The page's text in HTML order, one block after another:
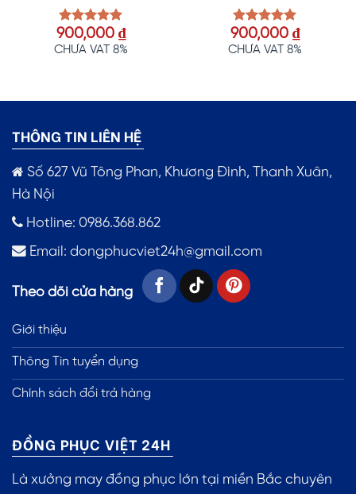
Được xếp
hạng5.00
900,000 ₫
CHƯA VAT 8%
Được xếp
hạng5.00
900,000 ₫
CHƯA VAT 8%
THÔNG TIN LIÊN HỆ
Số 627 Vũ Tông Phan, Khương Đình, Thanh Xuân,
Hà Nội
Hotline: 0986.368.862
Email: dongphucviet24h@gmail.com
Theo dõi cửa hàng
Giới thiệu
Thông Tin tuyển dụng
Chính sách đổi trả hàng
ĐỒNG PHỤC VIỆT 24H
Là xưởng may đồng phục lớn tại miền Bắc chuyên